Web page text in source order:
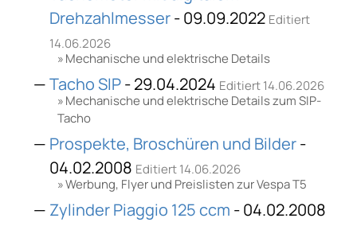
Drehzahlmesser- 09.09.2022 Editiert
14.06.2026
Mechanische und elektrische Details
Tacho SIP- 29.04.2024 Editiert 14.06.2026
Mechanische und elektrische Details zum SIP-
Tacho
Prospekte, Broschüren und Bilder-
04.02.2008 Editiert 14.06.2026
Werbung, Flyer und Preislisten zur Vespa T5
Zylinder Piaggio 125 ccm - 04.02.2008